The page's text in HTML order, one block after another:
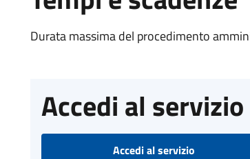
Durata massima del procedimento
Accedi al servizio
Accedi al servizio